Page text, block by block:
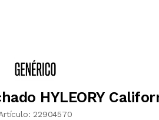
HYLEORY
22904570